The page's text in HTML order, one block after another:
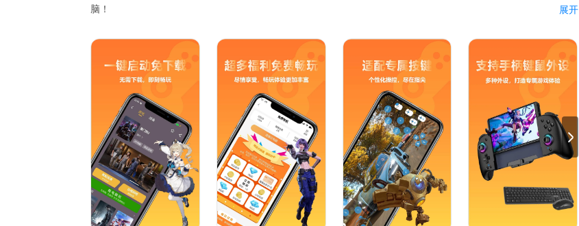
脑！
-- 外接键盘，手机变高配电脑!
--- 虚拟按键，电脑游戏变手游，边走边玩！
--- 游戏手柄，3A大作体验，马上拥有！
--- 拒绝套路，点击广告即可获取时长，可无限畅玩
--- steam游戏助手，低于一折的官方正版游戏
--- PC端STEAM登录保护：Steam加密登录，防止账号密码窃取
是有移动办公、远程游戏需求同学的理想选择。通过使用云点击云电脑，您可以在连入互联网的地方，随时随地轻
展开